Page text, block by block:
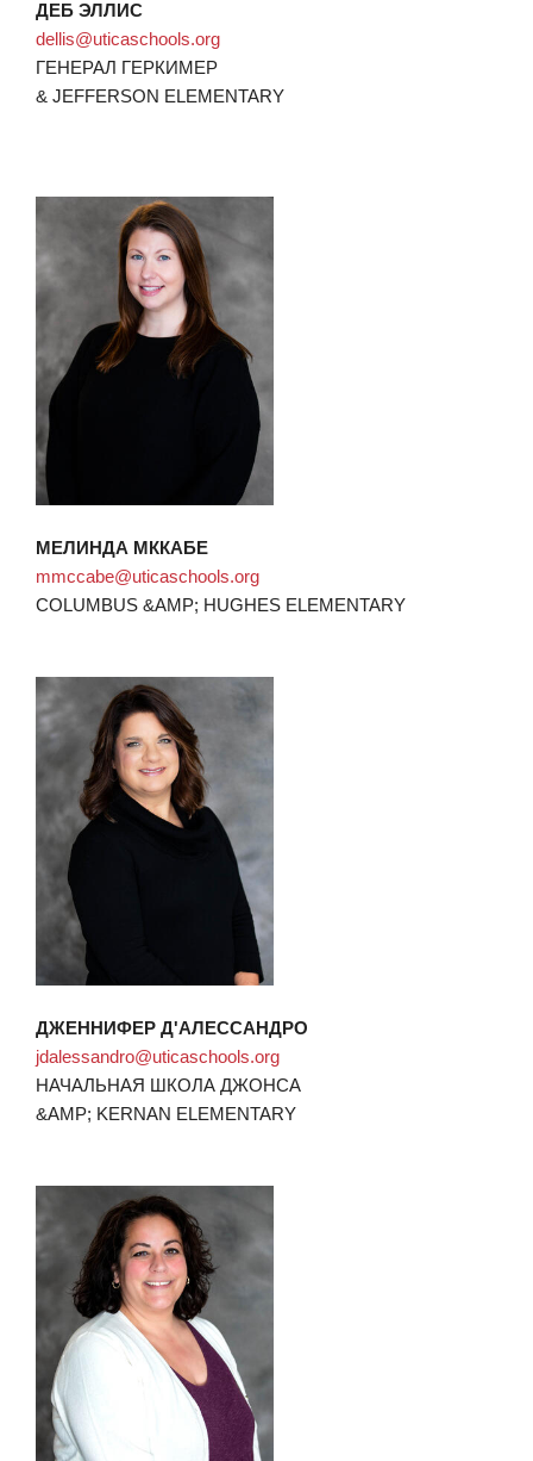
ДЕБ ЭЛЛИС
dellis@uticaschools.org
ГЕНЕРАЛ ГЕРКИМЕР
& JEFFERSON ELEMENTARY
МЕЛИНДА МККАБЕ
mmccabe@uticaschools.org
COLUMBUS &AMP; HUGHES ELEMENTARY
ДЖЕННИФЕР Д'АЛЕССАНДРО
jdalessandro@uticaschools.org
НАЧАЛЬНАЯ ШКОЛА ДЖОНСА
&AMP; KERNAN ELEMENTARY